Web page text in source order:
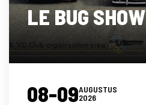
LE BUG SHOW
08-09AUGUSTUS
2026